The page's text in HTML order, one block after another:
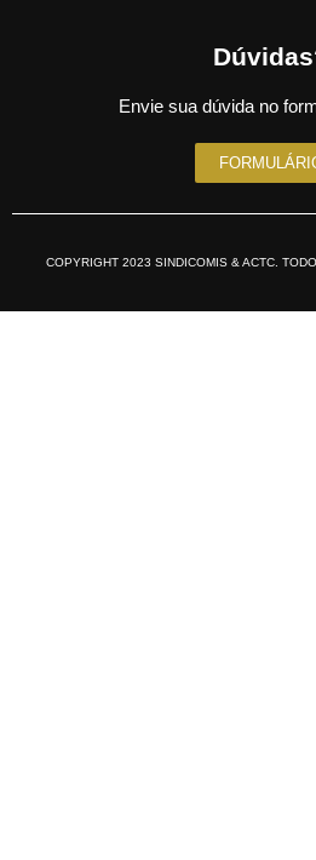
Envie sua dúvida no
COPYRIGHT 2023 SINDICOMIS & ACTC.